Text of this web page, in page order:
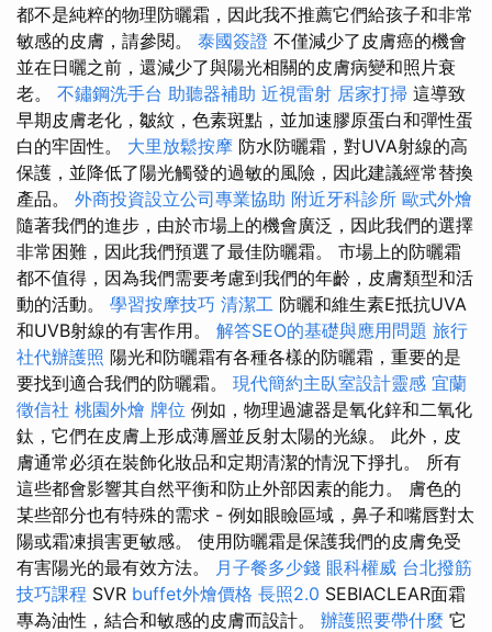
都不是純粹的物理防曬霜，因此我不推薦它們給孩子和非常
敏感的皮膚，請參閱。 泰國簽證 不僅減少了皮膚癌的機會
並在日曬之前，還減少了與陽光相關的皮膚病變和照片衰
老。 不鏽鋼洗手台 助聽器補助 近視雷射 居家打掃 這導致
早期皮膚老化，皺紋，色素斑點，並加速膠原蛋白和彈性蛋
白的牢固性。 大里放鬆按摩 防水防曬霜，對UVA射線的高
保護，並降低了陽光觸發的過敏的風險，因此建議經常替換
產品。 外商投資設立公司專業協助 附近牙科診所 歐式外燴
隨著我們的進步，由於市場上的機會廣泛，因此我們的選擇
非常困難，因此我們預選了最佳防曬霜。 市場上的防曬霜
都不值得，因為我們需要考慮到我們的年齡，皮膚類型和活
動的活動。 學習按摩技巧 清潔工 防曬和維生素E抵抗UVA
和UVB射線的有害作用。 解答SEO的基礎與應用問題 旅行
社代辦護照 陽光和防曬霜有各種各樣的防曬霜，重要的是
要找到適合我們的防曬霜。 現代簡約主臥室設計靈感 宜蘭
徵信社 桃園外燴 牌位 例如，物理過濾器是氧化鋅和二氧化
鈦，它們在皮膚上形成薄層並反射太陽的光線。 此外，皮
膚通常必須在裝飾化妝品和定期清潔的情況下掙扎。 所有
這些都會影響其自然平衡和防止外部因素的能力。 膚色的
某些部分也有特殊的需求 - 例如眼瞼區域，鼻子和嘴唇對太
陽或霜凍損害更敏感。 使用防曬霜是保護我們的皮膚免受
有害陽光的最有效方法。 月子餐多少錢 眼科權威 台北撥筋
技巧課程 SVR buffet外燴價格 長照2.0 SEBIACLEAR面霜
專為油性，結合和敏感的皮膚而設計。 辦護照要帶什麼 它